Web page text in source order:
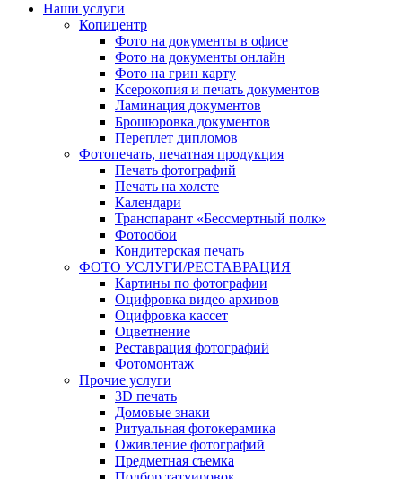
Наши услуги
Копицентр
Фото на документы в офисе
Фото на документы онлайн
Фото на грин карту
Ксерокопия и печать документов
Ламинация документов
Брошюровка документов
Переплет дипломов
Фотопечать, печатная продукция
Печать фотографий
Печать на холсте
Календари
Транспарант «Бессмертный полк»
Фотообои
Кондитерская печать
ФОТО УСЛУГИ/РЕСТАВРАЦИЯ
Картины по фотографии
Оцифровка видео архивов
Оцифровка кассет
Оцветнение
Реставрация фотографий
Фотомонтаж
Прочие услуги
3D печать
Домовые знаки
Ритуальная фотокерамика
Оживление фотографий
Предметная съемка